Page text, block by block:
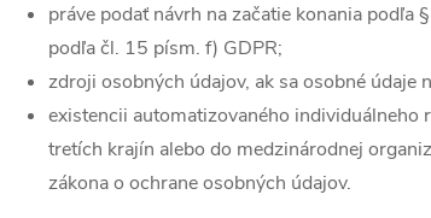
práve podať návrh na začatie konania
podľa čl. 15 písm. f) GDPR;
zdroji osobných údajov, ak sa osobné údaje
existencii automatizovaného
tretích krajín alebo do medzinárodnej
zákona o ochrane osobných údajov.